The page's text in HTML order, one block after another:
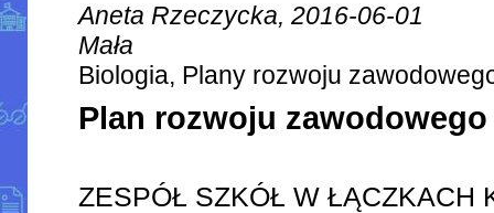
Aneta Rzeczycka, 2016-06-01
Mała
Biologia, Plany rozwoju
Plan rozwoju
ZESPÓŁ SZKÓŁ W ŁĄCZKACH